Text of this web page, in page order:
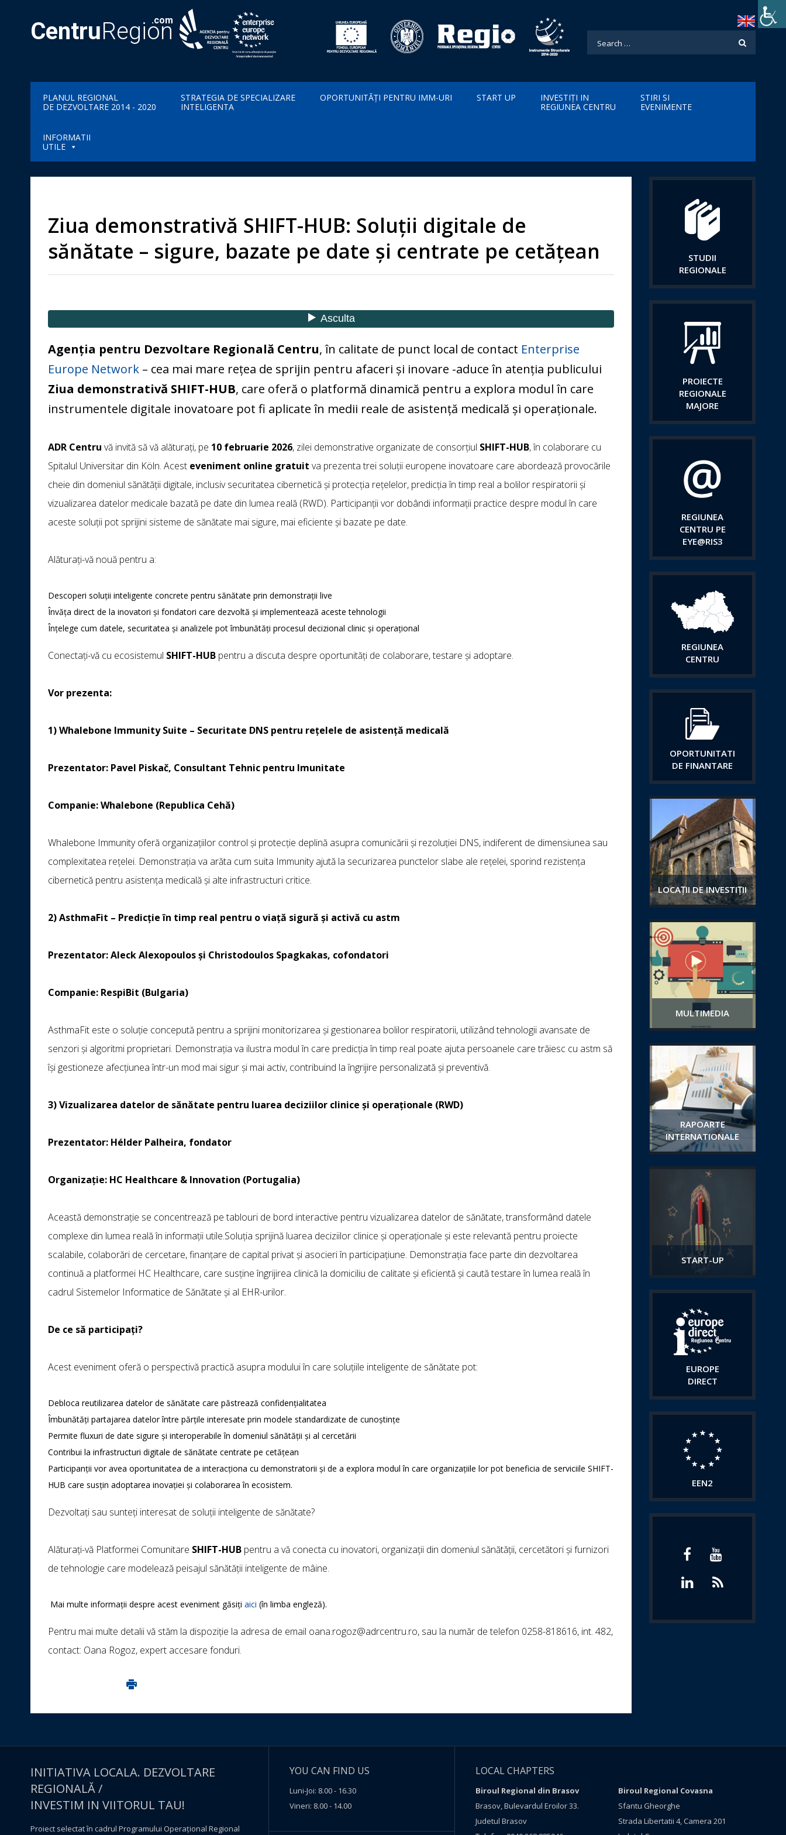
CentruRegion
.com
PLANUL REGIONAL
DE DEZVOLTARE 2014 - 2020
STRATEGIA DE SPECIALIZARE
INTELIGENTA
OPORTUNITĂȚI PENTRU IMM-URI START UP
INVESTIȚI IN
REGIUNEA CENTRU
STIRI SI
EVENIMENTE
INFORMATII
UTILE
Ziua demonstrativă SHIFT-HUB: Soluții digitale de
sănătate – sigure, bazate pe date și centrate pe cetățean
Agenția pentru Dezvoltare Regională Centru, în calitate de punct local de contact Enterprise
Europe Network – cea mai mare rețea de sprijin pentru afaceri și inovare -aduce în atenția publicului
Ziua demonstrativă SHIFT-HUB, care oferă o platformă dinamică pentru a explora modul în care
instrumentele digitale inovatoare pot fi aplicate în medii reale de asistență medicală și operaționale.
ADR Centru vă invită să vă alăturați, pe 10 februarie 2026, zilei demonstrative organizate de consorțiul SHIFT-HUB, în colaborare cu
Spitalul Universitar din Köln. Acest eveniment online gratuit va prezenta trei soluții europene inovatoare care abordează provocările
cheie din domeniul sănătății digitale, inclusiv securitatea cibernetică și protecția rețelelor, predicția în timp real a bolilor respiratorii și
vizualizarea datelor medicale bazată pe date din lumea reală (RWD). Participanții vor dobândi informații practice despre modul în care
aceste soluții pot sprijini sisteme de sănătate mai sigure, mai eficiente și bazate pe date.
Alăturați-vă nouă pentru a:
Descoperi soluții inteligente concrete pentru sănătate prin demonstrații live
Învăța direct de la inovatori și fondatori care dezvoltă și implementează aceste tehnologii
Înțelege cum datele, securitatea și analizele pot îmbunătăți procesul decizional clinic și operațional
Conectați-vă cu ecosistemul SHIFT-HUB pentru a discuta despre oportunități de colaborare, testare și adoptare.
Vor prezenta:
1) Whalebone Immunity Suite – Securitate DNS pentru rețelele de asistență medicală
Prezentator: Pavel Piskač, Consultant Tehnic pentru Imunitate
Companie: Whalebone (Republica Cehă)
Whalebone Immunity oferă organizațiilor control și protecție deplină asupra comunicării și rezoluției DNS, indiferent de dimensiunea sau
complexitatea rețelei. Demonstrația va arăta cum suita Immunity ajută la securizarea punctelor slabe ale rețelei, sporind rezistența
cibernetică pentru asistența medicală și alte infrastructuri critice.
2) AsthmaFit – Predicție în timp real pentru o viață sigură și activă cu astm
Prezentator: Aleck Alexopoulos și Christodoulos Spagkakas, cofondatori
Companie: RespiBit (Bulgaria)
AsthmaFit este o soluție concepută pentru a sprijini monitorizarea și gestionarea bolilor respiratorii, utilizând tehnologii avansate de
senzori și algoritmi proprietari. Demonstrația va ilustra modul în care predicția în timp real poate ajuta persoanele care trăiesc cu astm să
își gestioneze afecțiunea într-un mod mai sigur și mai activ, contribuind la îngrijire personalizată și preventivă.
3) Vizualizarea datelor de sănătate pentru luarea deciziilor clinice și operaționale (RWD)
Prezentator: Hélder Palheira, fondator
Organizație: HC Healthcare & Innovation (Portugalia)
Această demonstrație se concentrează pe tablouri de bord interactive pentru vizualizarea datelor de sănătate, transformând datele
complexe din lumea reală în informații utile.Soluția sprijină luarea deciziilor clinice și operaționale și este relevantă pentru proiecte
scalabile, colaborări de cercetare, finanțare de capital privat și asocieri în participațiune. Demonstrația face parte din dezvoltarea
continuă a platformei HC Healthcare, care susține îngrijirea clinică la domiciliu de calitate și eficientă și caută testare în lumea reală în
cadrul Sistemelor Informatice de Sănătate și al EHR-urilor.
De ce să participați?
Acest eveniment oferă o perspectivă practică asupra modului în care soluțiile inteligente de sănătate pot:
Debloca reutilizarea datelor de sănătate care păstrează confidențialitatea
Îmbunătăți partajarea datelor între părțile interesate prin modele standardizate de cunoștințe
Permite fluxuri de date sigure și interoperabile în domeniul sănătății și al cercetării
Contribui la infrastructuri digitale de sănătate centrate pe cetățean
Participanții vor avea oportunitatea de a interacționa cu demonstratorii și de a explora modul în care organizațiile lor pot beneficia de serviciile SHIFT-
HUB care susțin adoptarea inovației și colaborarea în ecosistem.
Dezvoltați sau sunteți interesat de soluții inteligente de sănătate?
Alăturați-vă Platformei Comunitare SHIFT-HUB pentru a vă conecta cu inovatori, organizații din domeniul sănătății, cercetători și furnizori
de tehnologie care modelează peisajul sănătății inteligente de mâine.
Mai multe informații despre acest eveniment găsiți aici (în limba engleză).
Pentru mai multe detalii vă stăm la dispoziție la adresa de email oana.rogoz@adrcentru.ro, sau la număr de telefon 0258-818616, int. 482,
contact: Oana Rogoz, expert accesare fonduri.
Imprima aceasta pagina
STUDII
REGIONALE
PROIECTE
REGIONALE
MAJORE
REGIUNEA
CENTRU PE
EYE@RIS3
REGIUNEA
CENTRU
OPORTUNITATI
DE FINANTARE
LOCAȚII DE INVESTIȚII
MULTIMEDIA
RAPOARTE
INTERNATIONALE
START-UP
EUROPE
DIRECT
EEN2
INITIATIVA LOCALA. DEZVOLTARE
REGIONALĂ /
INVESTIM IN VIITORUL TAU!
Proiect selectat în cadrul Programului Operațional Regional
YOU CAN FIND US
Luni-Joi: 8.00 - 16.30
Vineri: 8.00 - 14.00
LOCAL CHAPTERS
Biroul Regional din Brasov
Brasov, Bulevardul Eroilor 33.
Judetul Brasov
Biroul Regional Covasna
Sfantu Gheorghe
Strada Libertatii 4, Camera 201